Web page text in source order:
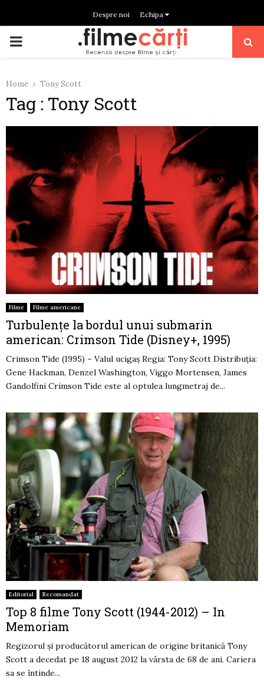
Despre noi Echipa
PRIMARY
Home Tony Scott
Tag : Tony Scott
Filme Filme americane
Turbulențe la bordul unui submarin
american: Crimson Tide (Disney+, 1995)
Crimson Tide (1995) – Valul ucigaș Regia: Tony Scott Distribuția:
Gene Hackman, Denzel Washington, Viggo Mortensen, James
Gandolfini Crimson Tide este al optulea lungmetraj de...
Editorial Recomandat
Top 8 filme Tony Scott (1944-2012) – In
Memoriam
Regizorul şi producătorul american de origine britanică Tony
Scott a decedat pe 18 august 2012 la vârsta de 68 de ani. Cariera
sa se întinde...